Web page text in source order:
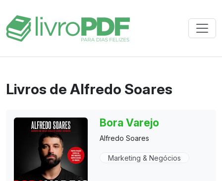
Livros de Alfredo Soares
Bora Varejo
Alfredo Soares
Marketing & Negócios